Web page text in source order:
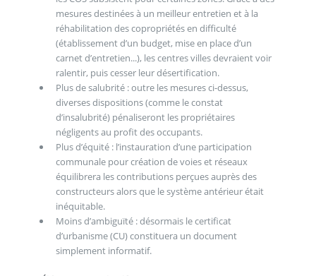
mesures destinées à un meilleur entretien et à la
réhabilitation des copropriétés en difficulté
(établissement d’un budget, mise en place d’un
carnet d’entretien...), les centres villes devraient voir
ralentir, puis cesser leur désertification.
Plus de salubrité : outre les mesures ci-dessus,
diverses dispositions (comme le constat
d’insalubrité) pénaliseront les propriétaires
négligents au profit des occupants.
Plus d’équité : l’instauration d’une participation
communale pour création de voies et réseaux
équilibrera les contributions perçues auprès des
constructeurs alors que le système antérieur était
inéquitable.
Moins d’ambiguïté : désormais le certificat
d’urbanisme (CU) constituera un document
simplement informatif.